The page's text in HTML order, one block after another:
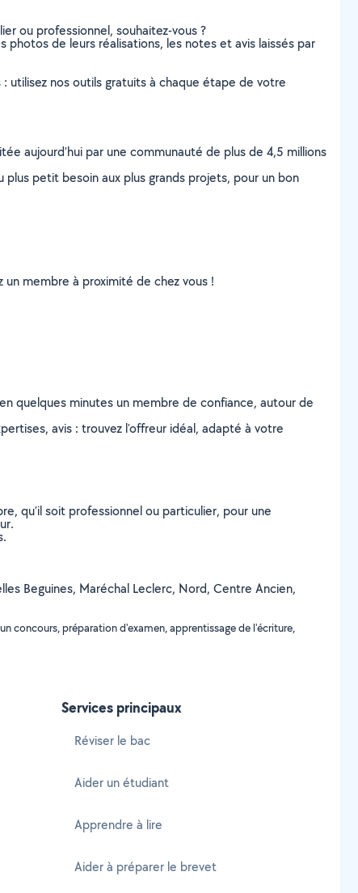
ou professionnel, souhaitez-vous ?
photos de leurs réalisations, les notes et avis laissés par
utilisez nos outils gratuits à chaque étape de votre
aujourd’hui par une communauté de plus de 4,5 millions
petit besoin aux plus grands projets, pour un bon
membre à proximité de chez vous !
quelques minutes un membre de confiance, autour de
avis : trouvez l'offreur idéal, adapté à votre
qu’il soit professionnel ou particulier, pour une
Beguines, Maréchal Leclerc, Nord, Centre Ancien,
concours, préparation d'examen, apprentissage de l'écriture,
Services principaux
Réviser le bac
Aider un étudiant
Apprendre à lire
Aider à préparer le brevet